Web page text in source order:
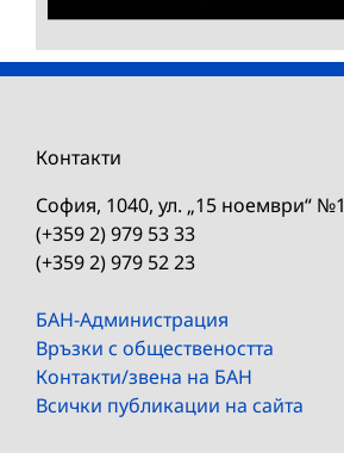
Контакти
София, 1040, ул. „15 ноември“ №1
(+359 2) 979 53 33
(+359 2) 979 52 23
БАН-Администрация
Връзки с обществеността
Контакти/звена на БАН
Всички публикации на сайта